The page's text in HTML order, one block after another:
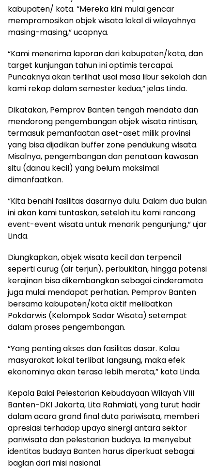
kabupaten/ kota. “Mereka kini mulai gencar
mempromosikan objek wisata lokal di wilayahnya
masing-masing,” ucapnya.
“Kami menerima laporan dari kabupaten/kota, dan
target kunjungan tahun ini optimis tercapai.
Puncaknya akan terlihat usai masa libur sekolah dan
kami rekap dalam semester kedua,” jelas Linda.
Dikatakan, Pemprov Banten tengah mendata dan
mendorong pengembangan objek wisata rintisan,
termasuk pemanfaatan aset-aset milik provinsi
yang bisa dijadikan buffer zone pendukung wisata.
Misalnya, pengembangan dan penataan kawasan
situ (danau kecil) yang belum maksimal
dimanfaatkan.
“Kita benahi fasilitas dasarnya dulu. Dalam dua bulan
ini akan kami tuntaskan, setelah itu kami rancang
event-event wisata untuk menarik pengunjung,” ujar
Linda.
Diungkapkan, objek wisata kecil dan terpencil
seperti curug (air terjun), perbukitan, hingga potensi
kerajinan bisa dikembangkan sebagai cinderamata
juga mulai mendapat perhatian. Pemprov Banten
bersama kabupaten/kota aktif melibatkan
Pokdarwis (Kelompok Sadar Wisata) setempat
dalam proses pengembangan.
“Yang penting akses dan fasilitas dasar. Kalau
masyarakat lokal terlibat langsung, maka efek
ekonominya akan terasa lebih merata,” kata Linda.
Kepala Balai Pelestarian Kebudayaan Wilayah VIII
Banten-DKI Jakarta, Lita Rahmiati, yang turut hadir
dalam acara grand final duta pariwisata, memberi
apresiasi terhadap upaya sinergi antara sektor
pariwisata dan pelestarian budaya. Ia menyebut
identitas budaya Banten harus diperkuat sebagai
bagian dari misi nasional.